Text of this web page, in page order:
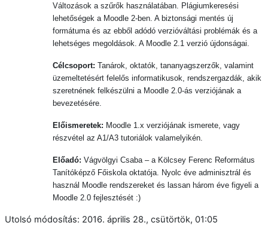
Változások a szűrők használatában. Plágiumkeresési
lehetőségek a Moodle 2-ben. A biztonsági mentés új
formátuma és az ebből adódó verzióváltási problémák és a
lehetséges megoldások. A Moodle 2.1 verzió újdonságai.
Célcsoport: Tanárok, oktatók, tananyagszerzők, valamint
üzemeltetésért felelős informatikusok, rendszergazdák, akik
szeretnének felkészülni a Moodle 2.0-ás verziójának a
bevezetésére.
Előismeretek: Moodle 1.x verziójának ismerete, vagy
részvétel az A1/A3 tutoriálok valamelyikén.
Előadó: Vágvölgyi Csaba – a Kölcsey Ferenc Református
Tanítóképző Főiskola oktatója. Nyolc éve adminisztrál és
használ Moodle rendszereket és lassan három éve figyeli a
Moodle 2.0 fejlesztését :)
Utolsó módosítás: 2016. április 28., csütörtök, 01:05